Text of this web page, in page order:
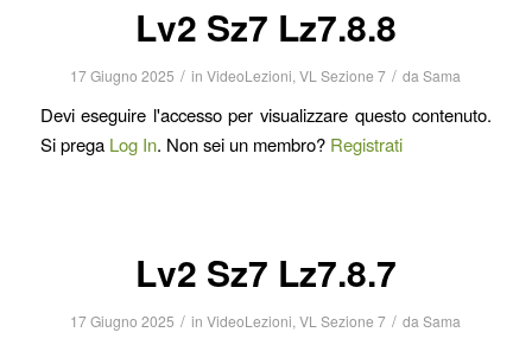
Lv2 Sz7 Lz7.8.8
17 Giugno 2025 / inVideoLezioni,VL Sezione 7 / daSama
Devi eseguire l'accesso per visualizzare questo contenuto.
Si prega Log In. Non sei un membro? Registrati
Lv2 Sz7 Lz7.8.7
17 Giugno 2025 / inVideoLezioni,VL Sezione 7 / daSama